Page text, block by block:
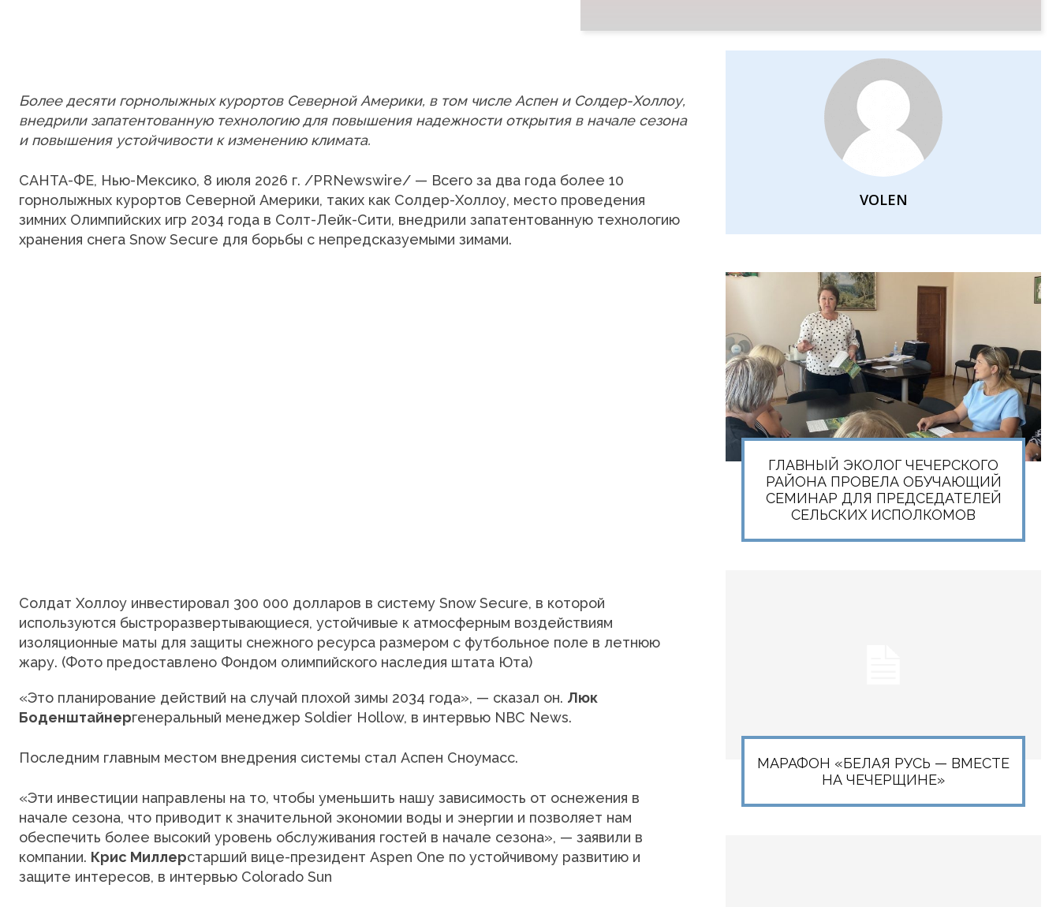
Более десяти горнолыжных курортов Северной Америки, в том числе Аспен и Солдер-Холлоу,
внедрили запатентованную технологию для повышения надежности открытия в начале сезона
и повышения устойчивости к изменению климата.
САНТА-ФЕ, Нью-Мексико, 8 июля 2026 г. /PRNewswire/ — Всего за два года более 10
горнолыжных курортов Северной Америки, таких как Солдер-Холлоу, место проведения
зимних Олимпийских игр 2034 года в Солт-Лейк-Сити, внедрили запатентованную технологию
хранения снега Snow Secure для борьбы с непредсказуемыми зимами.
Солдат Холлоу инвестировал 300 000 долларов в систему Snow Secure, в которой
используются быстроразвертывающиеся, устойчивые к атмосферным воздействиям
изоляционные маты для защиты снежного ресурса размером с футбольное поле в летнюю
жару. (Фото предоставлено Фондом олимпийского наследия штата Юта)
«Это планирование действий на случай плохой зимы 2034 года», — сказал он. Люк
Боденштайнергенеральный менеджер Soldier Hollow, в интервью NBC News.
Последним главным местом внедрения системы стал Аспен Сноумасс.
«Эти инвестиции направлены на то, чтобы уменьшить нашу зависимость от оснежения в
начале сезона, что приводит к значительной экономии воды и энергии и позволяет нам
обеспечить более высокий уровень обслуживания гостей в начале сезона», — заявили в
компании. Крис Миллерстарший вице-президент Aspen One по устойчивому развитию и
защите интересов, в интервью Colorado Sun
VOLEN
ГЛАВНЫЙ ЭКОЛОГ ЧЕЧЕРСКОГО
РАЙОНА ПРОВЕЛА ОБУЧАЮЩИЙ
СЕМИНАР ДЛЯ ПРЕДСЕДАТЕЛЕЙ
СЕЛЬСКИХ ИСПОЛКОМОВ
МАРАФОН «БЕЛАЯ РУСЬ — ВМЕСТЕ
НА ЧЕЧЕРЩИНЕ»